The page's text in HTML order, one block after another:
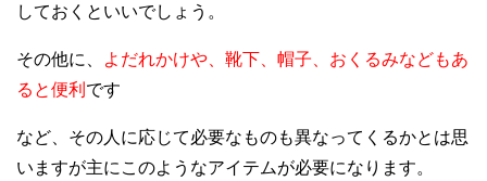
しておくといいでしょう。
その他に、
よだれかけや、靴下、帽子、おくるみなどもあ
ると便利 です
など、その人に応じて必要なものも異なってくるかとは思
いますが主にこのようなアイテムが必要になります。